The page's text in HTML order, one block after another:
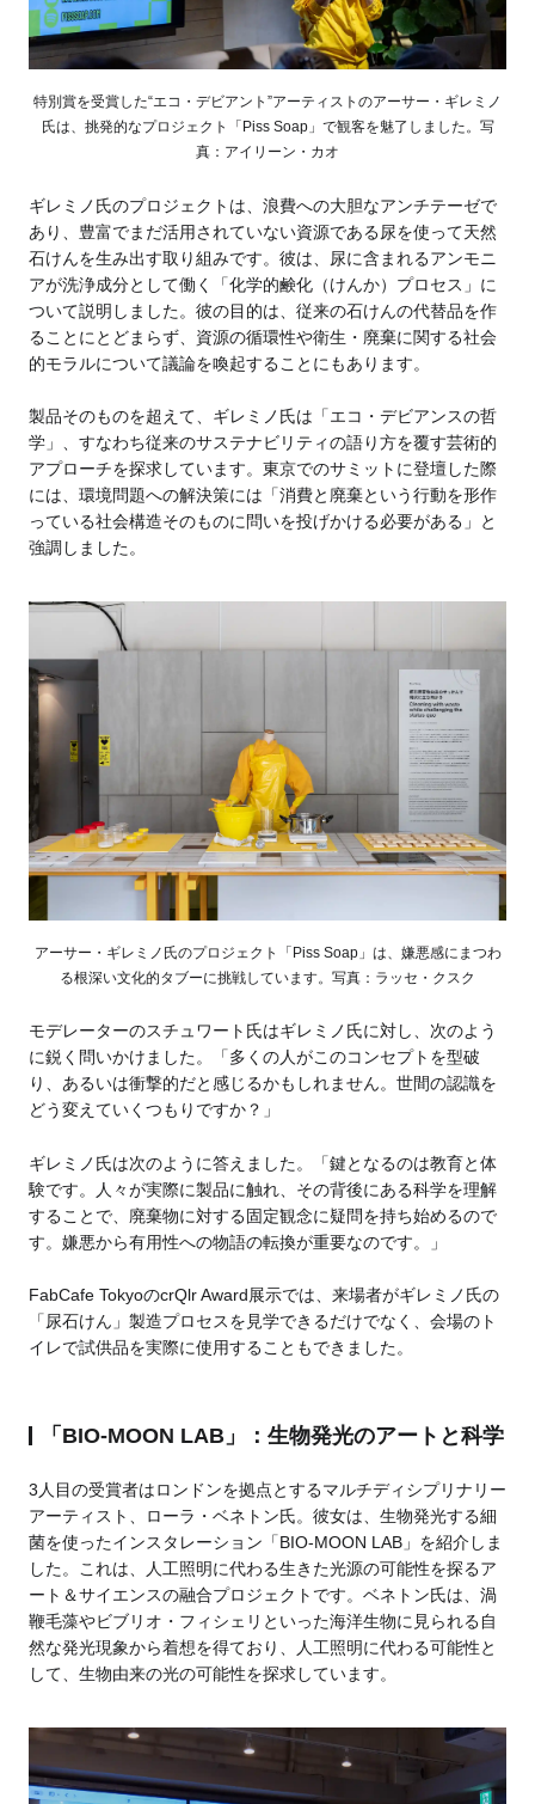
特別賞を受賞した“エコ・デビアント”アーティストのアーサー・ギレミノ
氏は、挑発的なプロジェクト「Piss Soap」で観客を魅了しました。写
真：アイリーン・カオ
ギレミノ氏のプロジェクトは、浪費への大胆なアンチテーゼで
あり、豊富でまだ活用されていない資源である尿を使って天然
石けんを生み出す取り組みです。彼は、尿に含まれるアンモニ
アが洗浄成分として働く「化学的鹸化（けんか）プロセス」に
ついて説明しました。彼の目的は、従来の石けんの代替品を作
ることにとどまらず、資源の循環性や衛生・廃棄に関する社会
的モラルについて議論を喚起することにもあります。
製品そのものを超えて、ギレミノ氏は「エコ・デビアンスの哲
学」、すなわち従来のサステナビリティの語り方を覆す芸術的
アプローチを探求しています。東京でのサミットに登壇した際
には、環境問題への解決策には「消費と廃棄という行動を形作
っている社会構造そのものに問いを投げかける必要がある」と
強調しました。
アーサー・ギレミノ氏のプロジェクト「Piss Soap」は、嫌悪感にまつわ
る根深い文化的タブーに挑戦しています。写真：ラッセ・クスク
モデレーターのスチュワート氏はギレミノ氏に対し、次のよう
に鋭く問いかけました。「多くの人がこのコンセプトを型破
り、あるいは衝撃的だと感じるかもしれません。世間の認識を
どう変えていくつもりですか？」
ギレミノ氏は次のように答えました。「鍵となるのは教育と体
験です。人々が実際に製品に触れ、その背後にある科学を理解
することで、廃棄物に対する固定観念に疑問を持ち始めるので
す。嫌悪から有用性への物語の転換が重要なのです。」
FabCafe TokyoのcrQlr Award展示では、来場者がギレミノ氏の
「尿石けん」製造プロセスを見学できるだけでなく、会場のト
イレで試供品を実際に使用することもできました。
「BIO-MOON LAB」：生物発光のアートと科学
3人目の受賞者はロンドンを拠点とするマルチディシプリナリー
アーティスト、ローラ・ベネトン氏。彼女は、生物発光する細
菌を使ったインスタレーション「BIO-MOON LAB」を紹介しま
した。これは、人工照明に代わる生きた光源の可能性を探るア
ート＆サイエンスの融合プロジェクトです。ベネトン氏は、渦
鞭毛藻やビブリオ・フィシェリといった海洋生物に見られる自
然な発光現象から着想を得ており、人工照明に代わる可能性と
して、生物由来の光の可能性を探求しています。